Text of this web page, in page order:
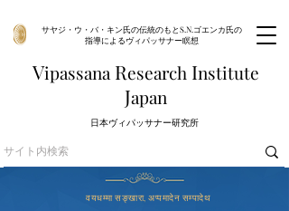
Vipassana Research Institute
Japan
サヤジ・ウ・バ・キン氏の伝統のもとS.N.ゴエンカ氏の
指導によるヴィパッサナー瞑想
​日本ヴィパッサナー研究所
वयधम्मा सङ्खारा, अप्पमादेन सम्पादेथ